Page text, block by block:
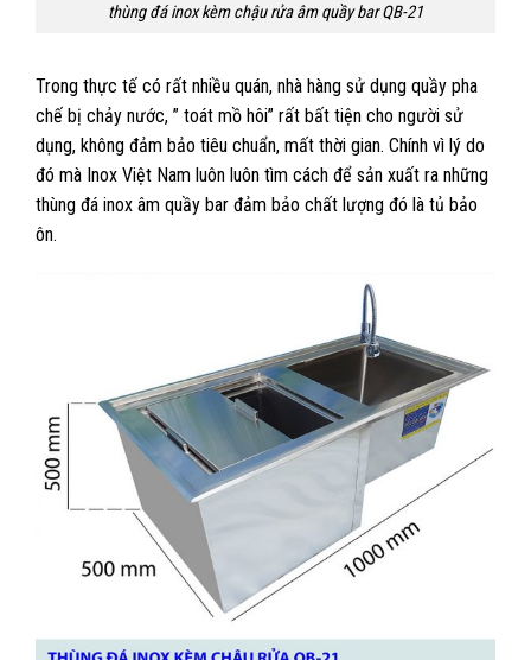
thùng đá inox kèm chậu rửa âm quầy bar QB-21
Trong thực tế có rất nhiều quán, nhà hàng sử dụng quầy pha
chế bị chảy nước, ” toát mồ hôi” rất bất tiện cho người sử
dụng, không đảm bảo tiêu chuẩn, mất thời gian. Chính vì lý do
đó mà Inox Việt Nam luôn luôn tìm cách để sản xuất ra những
thùng đá inox âm quầy bar đảm bảo chất lượng đó là tủ bảo
ôn.